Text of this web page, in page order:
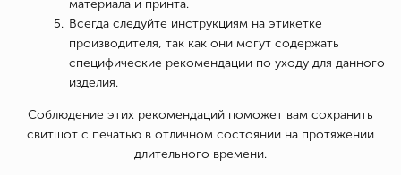
материала и принта.
Всегда следуйте инструкциям на этикетке
производителя, так как они могут содержать
специфические рекомендации по уходу для данного
изделия.
Соблюдение этих рекомендаций поможет вам сохранить
свитшот с печатью в отличном состоянии на протяжении
длительного времени.